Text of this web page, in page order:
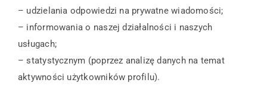
– udzielania odpowiedzi na prywatne wiadomości;
– informowania o naszej działalności i naszych
usługach;
– statystycznym (poprzez analizę danych na temat
aktywności użytkowników profilu).